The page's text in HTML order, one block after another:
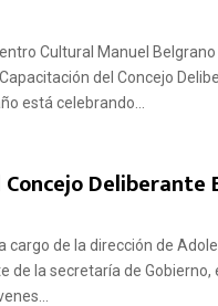
Cultural Manuel Belgrano
del Concejo
está celebrando...
Concejo
cargo de la dirección de
de la secretaría de Gobierno,